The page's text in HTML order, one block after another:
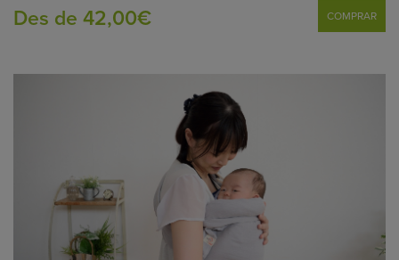
Des de 42,00€
COMPRAR